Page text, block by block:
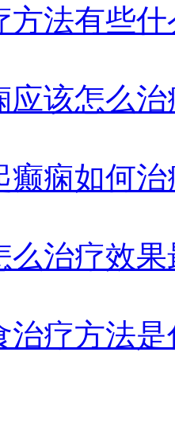
方法有些什
应该怎么治
癫痫如何治
么治疗效果
治疗方法是